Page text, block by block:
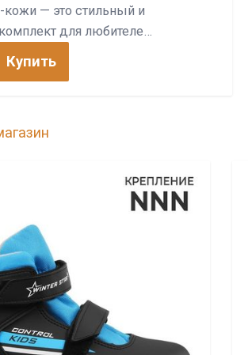
кожи — это стильный и
для любителе…
Купить